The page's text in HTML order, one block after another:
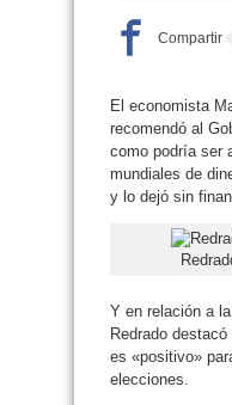
El economista
recomendó al
como podría ser
mundiales de
y lo dejó sin
Y en relación a
Redrado
es «positivo»
elecciones.